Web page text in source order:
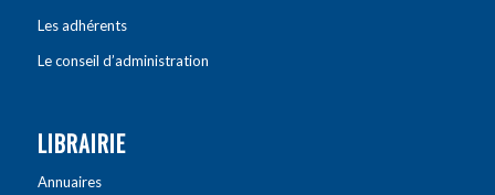
Les adhérents
Le conseil d’administration
LIBRAIRIE
Annuaires